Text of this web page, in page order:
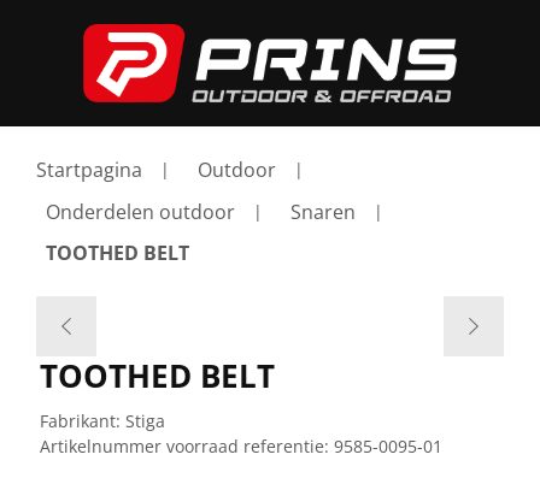
Startpagina
Outdoor
Onderdelen outdoor
Snaren
TOOTHED BELT
TOOTHED BELT
Fabrikant: Stiga
Artikelnummer voorraad referentie: 9585-0095-01